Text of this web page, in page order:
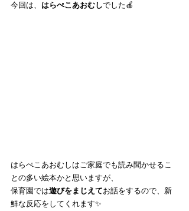
今回は、 はらぺこあおむしでした🍎
はらぺこあおむしはご家庭でも読み聞かせるこ
との多い絵本かと思いますが、
保育園では遊びをまじえてお話をするので、新
鮮な反応をしてくれます✨